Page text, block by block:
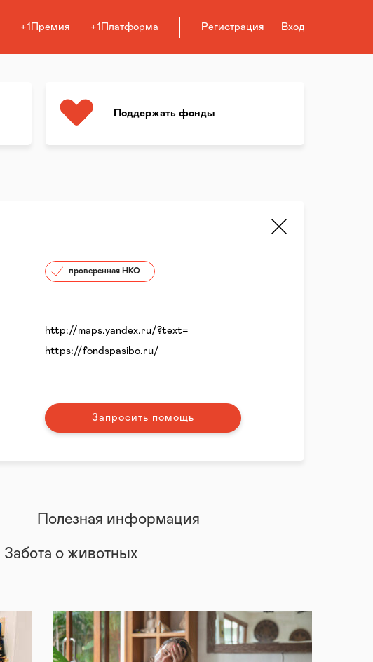
+1Премия +1Платформа Регистрация Вход
Поддержать фонды
проверенная НКО
http://maps.yandex.ru/?text=
https://fondspasibo.ru/
Запросить помощь
Полезная информация
Забота о животных